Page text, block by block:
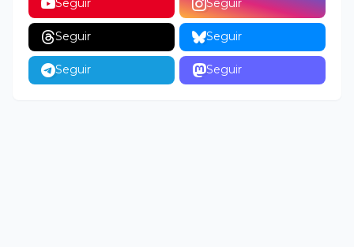
Seguir Seguir
Seguir Seguir
Seguir Seguir